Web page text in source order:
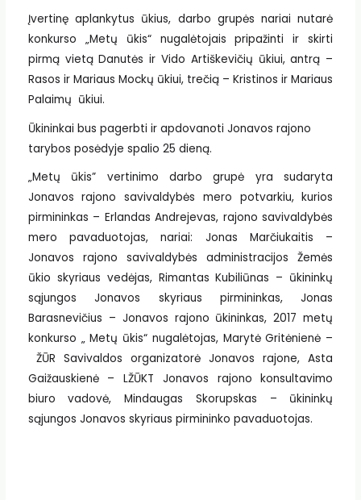
Įvertinę aplankytus ūkius, darbo grupės nariai nutarė
konkurso „Metų ūkis“ nugalėtojais pripažinti ir skirti
pirmą vietą Danutės ir Vido Artiškevičių ūkiui, antrą –
Rasos ir Mariaus Mockų ūkiui, trečią – Kristinos ir Mariaus
Palaimų ūkiui.
Ūkininkai bus pagerbti ir apdovanoti Jonavos rajono
tarybos posėdyje spalio 25 dieną.
„Metų ūkis” vertinimo darbo grupė yra sudaryta
Jonavos rajono savivaldybės mero potvarkiu, kurios
pirmininkas – Erlandas Andrejevas, rajono savivaldybės
mero pavaduotojas, nariai: Jonas Marčiukaitis –
Jonavos rajono savivaldybės administracijos Žemės
ūkio skyriaus vedėjas, Rimantas Kubiliūnas – ūkininkų
sąjungos Jonavos skyriaus pirmininkas, Jonas
Barasnevičius – Jonavos rajono ūkininkas, 2017 metų
konkurso „ Metų ūkis“ nugalėtojas, Marytė Gritėnienė –
ŽŪR Savivaldos organizatorė Jonavos rajone, Asta
Gaižauskienė – LŽŪKT Jonavos rajono konsultavimo
biuro vadovė, Mindaugas Skorupskas – ūkininkų
sąjungos Jonavos skyriaus pirmininko pavaduotojas.